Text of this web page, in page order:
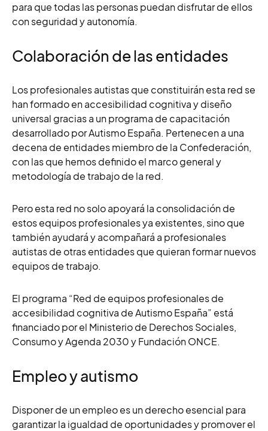
para que todas las personaspuedan disfrutar de ellos
con seguridad y autonomía.
Colaboración de las entidades
Los profesionales autistas que constituirán esta red se
han formado en accesibilidad cognitiva y diseño
universal gracias a un programa de capacitación
desarrollado por Autismo España. Pertenecen a una
decena de entidades miembro de la Confederación,
con las que hemos definido el marco general y
metodología de trabajo de la red.
Pero esta red no solo apoyará la consolidación de
estos equipos profesionales ya existentes, sino que
también ayudará y acompañará a profesionales
autistas de otras entidades que quieran formar nuevos
equipos de trabajo.
El programa “Red de equipos profesionales de
accesibilidad cognitiva de Autismo España” está
financiado por el Ministerio de Derechos Sociales,
Consumo y Agenda 2030 y Fundación ONCE.
Empleo y autismo
Disponer de un empleo es un derecho esencial para
garantizar la igualdad de oportunidades y promover el